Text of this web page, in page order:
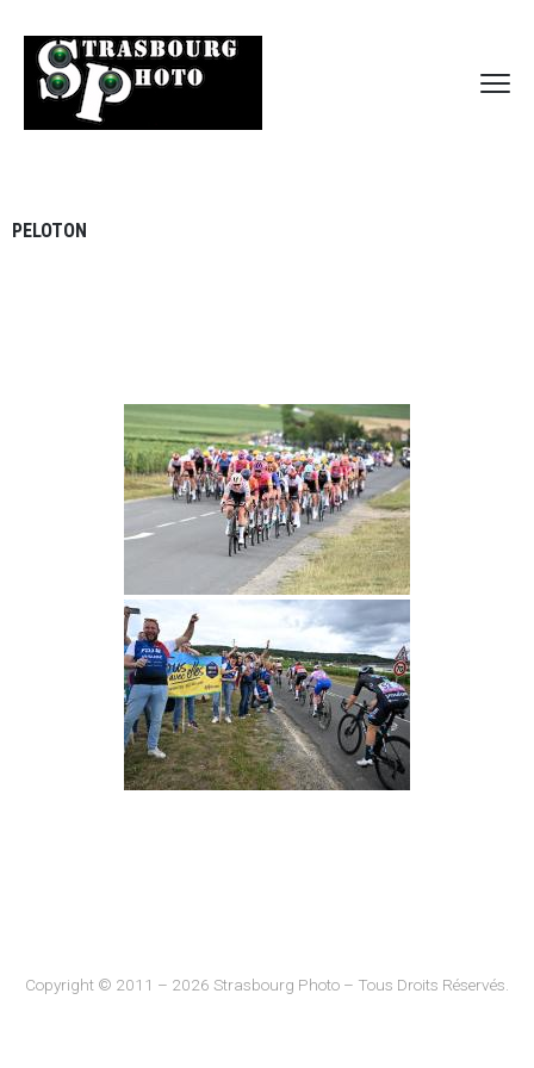
PELOTON
Copyright © 2011 – 2026 Strasbourg Photo – Tous Droits Réservés.